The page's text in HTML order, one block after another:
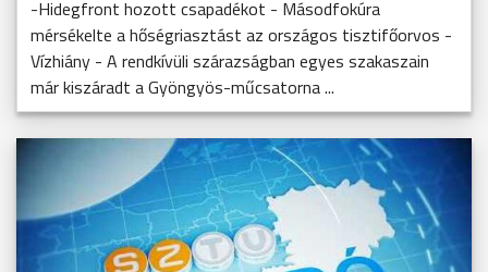
-Hidegfront hozott csapadékot - Másodfokúra
mérsékelte a hőségriasztást az országos tisztifőorvos -
Vízhiány - A rendkívüli szárazságban egyes szakaszain
már kiszáradt a Gyöngyös-műcsatorna ...